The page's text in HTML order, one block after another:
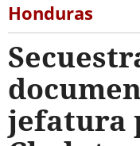
Honduras
jefatura